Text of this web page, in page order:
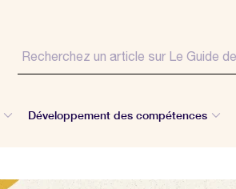
Développement des compétences